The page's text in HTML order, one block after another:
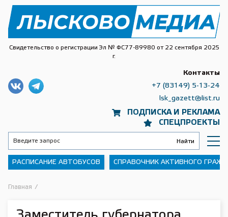
Свидетельство о регистрации Эл № ФС77-89980 от 22 сентября 2025
г.
ПОДПИСКА И РЕКЛАМА
СПЕЦПРОЕКТЫ
Контакты
+7 (83149) 5-13-24
lsk_gazett@list.ru
РАСПИСАНИЕ АВТОБУСОВ СПРАВОЧНИК АКТИВНОГО
Главная /